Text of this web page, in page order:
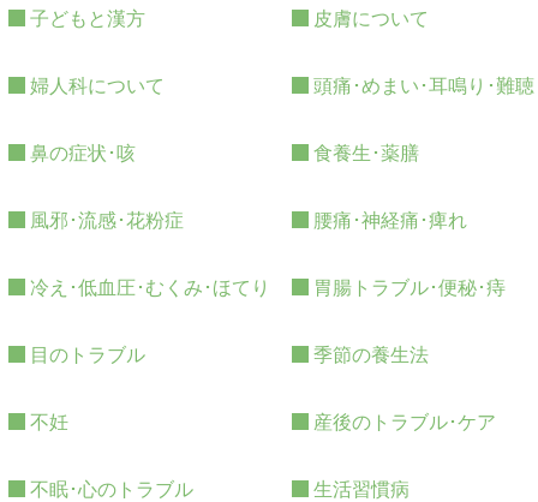
子どもと漢方 皮膚について
婦人科について 頭痛･めまい･耳鳴り･難聴
鼻の症状･咳 食養生･薬膳
風邪･流感･花粉症 腰痛･神経痛･痺れ
冷え･低血圧･むくみ･ほてり 胃腸トラブル･便秘･痔
目のトラブル 季節の養生法
不妊 産後のトラブル･ケア
不眠･心のトラブル 生活習慣病